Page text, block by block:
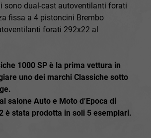
sono dual-cast autoventilanti forati
fissa a 4 pistoncini Brembo
forati 292x22 al
1000 SP è la prima vettura in
uno dei marchi Classiche sotto
salone Auto e Moto d’Epoca di
è stata prodotta in soli 5 esemplari.